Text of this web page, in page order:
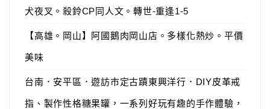
犬夜叉。殺鈴CP同人文。轉世-重逢1-5
【高雄。岡山】阿國鵝肉岡山店。多樣化熱炒。平價
美味
台南．安平區．遊訪市定古蹟東興洋行．DIY皮革戒
指、製作性格糖果罐，一系列好玩有趣的手作體驗，